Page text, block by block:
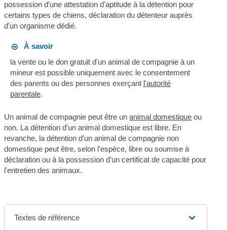
possession d’une attestation d'aptitude à la détention pour
certains types de chiens, déclaration du détenteur auprès
d'un organisme dédié.
À savoir
la vente ou le don gratuit d'un animal de compagnie à un
mineur est possible uniquement avec le consentement
des parents ou des personnes exerçant l'autorité
parentale.
Un animal de compagnie peut être unanimal domestique ou
non. La détention d'un animal domestique est libre. En
revanche, la détention d'un animal de compagnie non
domestique peut être, selon l'espèce, libre ou soumise à
déclaration ou à la possession d'un certificat de capacité pour
l'entretien des animaux.
Textes de référence